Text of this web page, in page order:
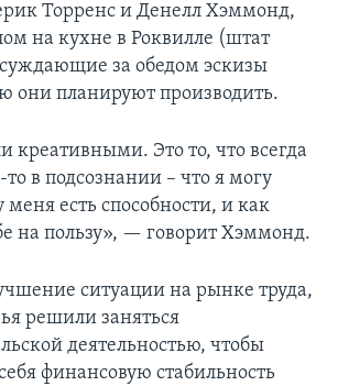
Торренс и Денелл Хэммонд,
на кухне в Роквилле (штат
за обедом эскизы
они планируют производить.
креативными. Это то, что всегда
в подсознании – что я могу
меня есть способности, и как
на пользу», — говорит Хэммонд.
ситуации на рынке труда,
решили заняться
деятельностью, чтобы
финансовую стабильность